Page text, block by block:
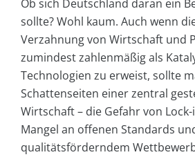
Ob sich Deutschland daran ein
sollte? Wohl kaum. Auch wenn
Verzahnung von Wirtschaft und
zumindest zahlenmäßig als
Technologien zu erweist, sollte
Schattenseiten einer zentral
Wirtschaft – die Gefahr von
Mangel an offenen Standards
qualitätsförderndem